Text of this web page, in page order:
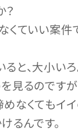
？
くていい案件
ると、大小い
見るのですが
なくてもイ
るんです。